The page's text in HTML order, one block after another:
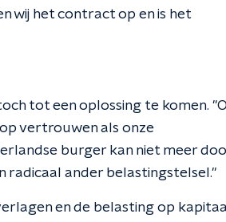
wij het contract op en is het
tot een oplossing te komen.
vertrouwen als onze
burger kan niet meer
radicaal ander belastingstelsel."
en de belasting op kapitaal